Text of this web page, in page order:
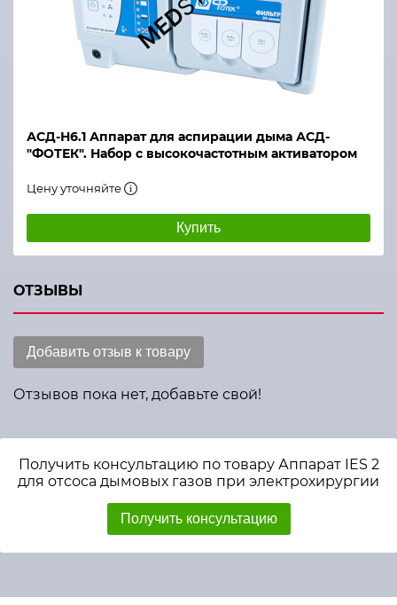
АСД-Н6.1 Аппарат для аспирации дыма АСД-
"ФОТЕК". Набор с высокочастотным активатором
Цену уточняйте
Купить
ОТЗЫВЫ
Добавить отзыв к товару
Отзывов пока нет, добавьте свой!
Получить консультацию по товару Аппарат IES 2
для отсоса дымовых газов при электрохирургии
Получить консультацию